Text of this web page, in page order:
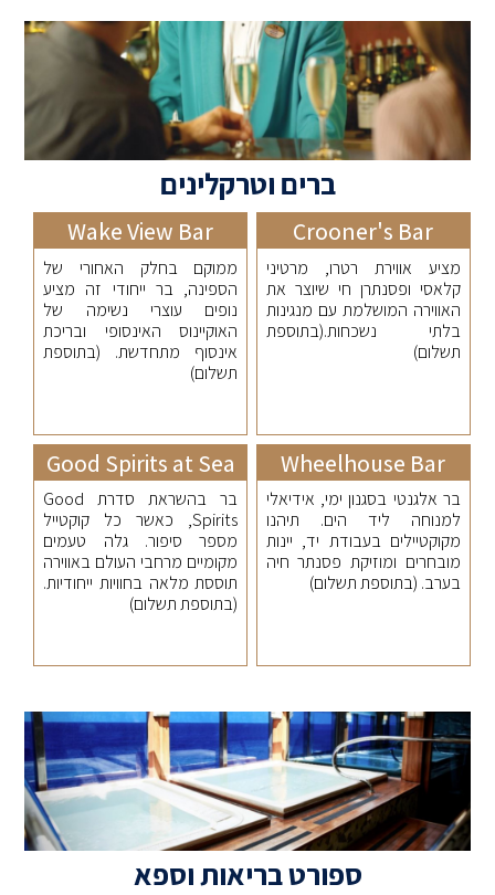
ברים וטרקלינים
Crooner's Bar
מציע אווירת רטרו, מרטיני
קלאסי ופסנתרן חי שיוצר את
האווירה המושלמת עם מנגינות
בלתי נשכחות.(בתוספת
תשלום)
Wake View Bar
ממוקם בחלק האחורי של
הספינה, בר ייחודי זה מציע
נופים עוצרי נשימה של
האוקיינוס ​​האינסופי ובריכת
אינסוף מתחדשת. (בתוספת
תשלום)
Wheelhouse Bar
בר אלגנטי בסגנון ימי, אידיאלי
למנוחה ליד הים. תיהנו
מקוקטיילים בעבודת יד, יינות
מובחרים ומוזיקת ​​פסנתר חיה
בערב. (בתוספת תשלום)
Good Spirits at Sea
בר בהשראת סדרת Good
Spirits, כאשר כל קוקטייל
מספר סיפור. גלה טעמים
מקומיים מרחבי העולם באווירה
תוססת מלאה בחוויות ייחודיות.
(בתוספת תשלום)
ספורט בריאות וספא